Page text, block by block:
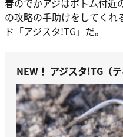
春のでかアジはボトム付近
の攻略の手助けをしてくれ
ド「アジスタ!TG」だ。
NEW！ アジスタ!TG（テ